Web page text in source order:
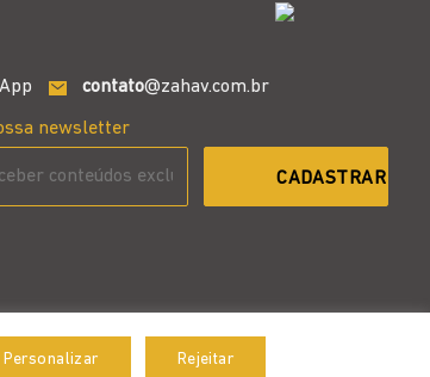
Personalizar Rejeitar
contato@zahav.com.br
newsletter
Desenvolvido por